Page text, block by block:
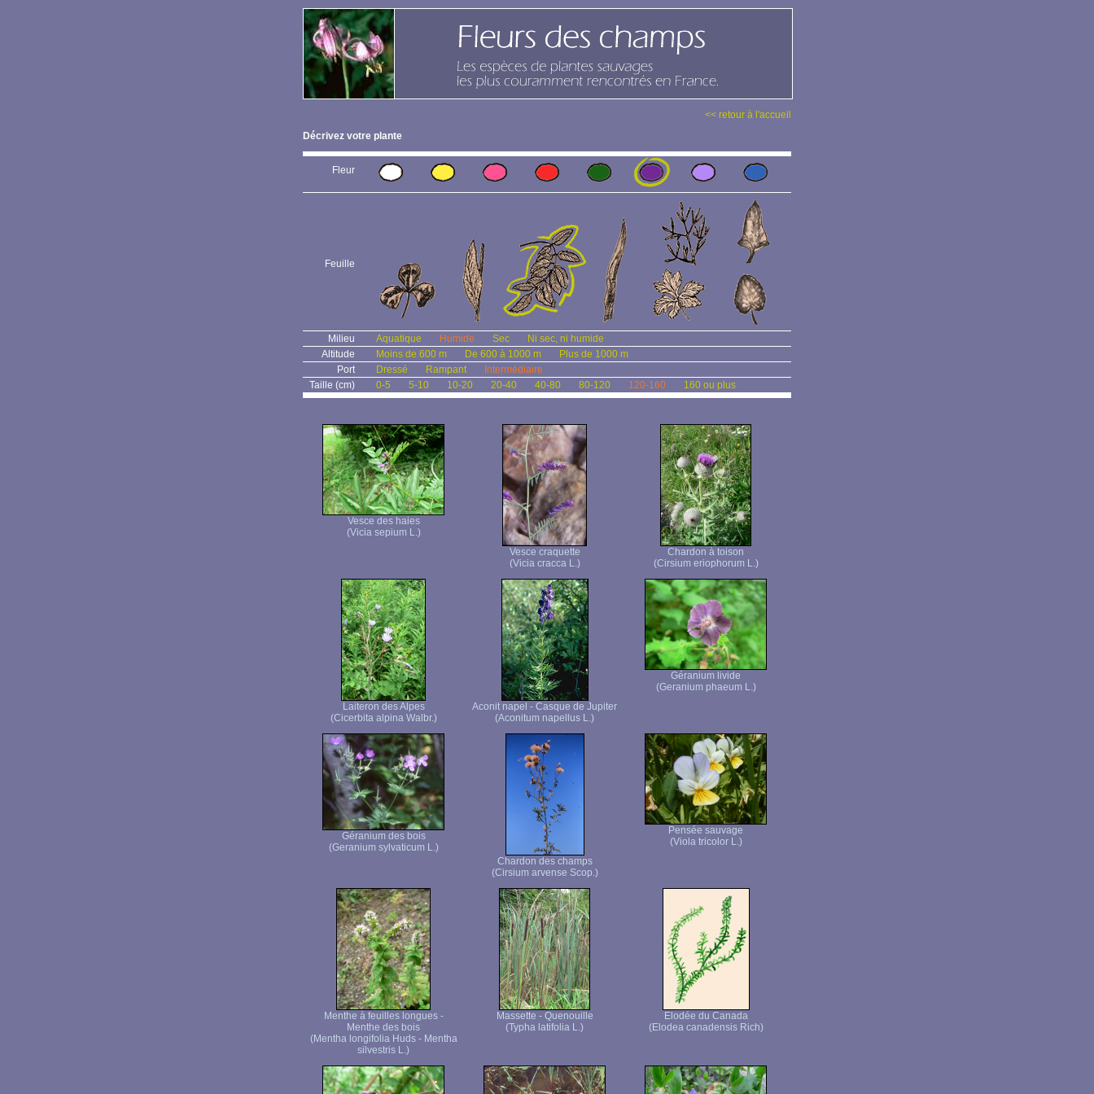
<< retour à l'accueil
Décrivez votre plante
Fleur
Feuille
Milieu Aquatique Humide Sec
Ni sec, ni humide
Altitude
Moins de 600 m De 600 à 1000 m
Plus de 1000 m
Port
Dressé Rampant
Intermédiaire
Taille (cm)
0-5 5-10 10-20 20-40 40-80 80-120 120-160 160 ou plus
Vesce des haies
(Vicia sepium L.)
Vesce craquette
(Vicia cracca L.)
Chardon à toison
(Cirsium eriophorum L.)
Laiteron des Alpes
(Cicerbita alpina Walbr.)
Aconit napel - Casque de Jupiter
(Aconitum napellus L.)
Géranium livide
(Geranium phaeum L.)
Géranium des bois
(Geranium sylvaticum L.)
Chardon des champs
(Cirsium arvense Scop.)
Pensée sauvage
(Viola tricolor L.)
Menthe à feuilles longues -
Menthe des bois
(Mentha longifolia Huds - Mentha
silvestris L.)
Massette - Quenouille
(Typha latifolia L.)
Elodée du Canada
(Elodea canadensis Rich)